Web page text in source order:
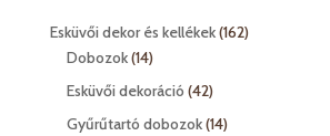
Esküvői dekor és kellékek 162162
Dobozok 1414
termék
Esküvői dekoráció 4242
termék
Gyűrűtartó dobozok 1414